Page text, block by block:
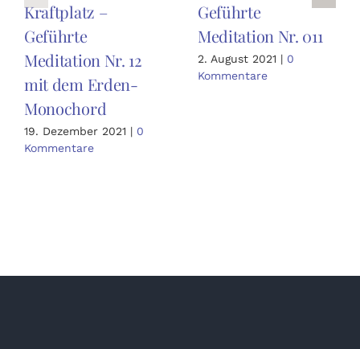
Kraftplatz –
Geführte
Meditation Nr. 12
mit dem Erden-
Monochord
19. Dezember 2021 | 0
Kommentare
Geführte
Meditation Nr. 011
2. August 2021 | 0
Kommentare